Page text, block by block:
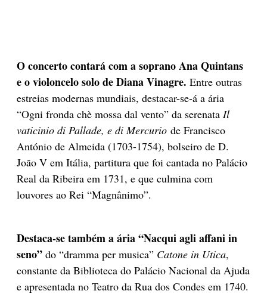
O concerto contará com a soprano Ana Quintans
e o violoncelo solo de Diana Vinagre. Entre outras
estreias modernas mundiais, destacar-se-á a ária
“Ogni fronda chè mossa dal vento” da serenata Il
vaticinio di Pallade, e di Mercurio de Francisco
António de Almeida (1703-1754), bolseiro de D.
João V em Itália, partitura que foi cantada no Palácio
Real da Ribeira em 1731, e que culmina com
louvores ao Rei “Magnânimo”.
Destaca-se também a ária “Nacqui agli affani in
seno” do “dramma per musica” Catone in Utica,
constante da Biblioteca do Palácio Nacional da Ajuda
e apresentada no Teatro da Rua dos Condes em 1740.